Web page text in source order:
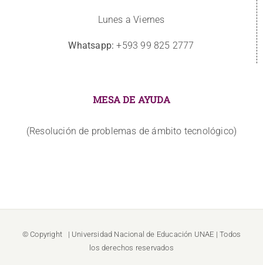
Lunes a Viernes
Whatsapp: +593 99 825 2777
MESA DE AYUDA
(Resolución de problemas de ámbito tecnológico)
© Copyright | Universidad Nacional de Educación UNAE | Todos
los derechos reservados